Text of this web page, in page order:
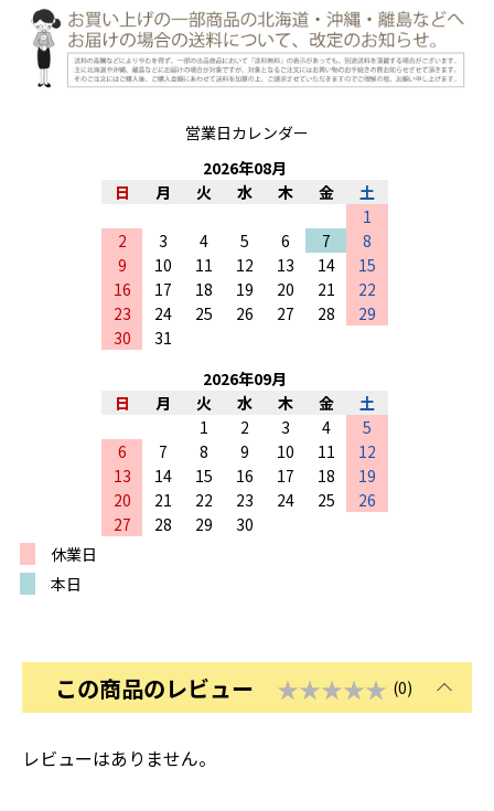
営業日カレンダー
2026年08月
日
月 火 水 木 金
土
1
2
3 4 5 6 7
8
9
10 11 12 13 14
15
16
17 18 19 20 21
22
23
24 25 26 27 28
29
30
31
2026年09月
日
月 火 水 木 金
土
1
2 3 4
5
6
7 8 9 10 11
12
13
14 15 16 17 18
19
20
21 22 23 24 25
26
27
28 29
30
休業日
本日
この商品のレビュー ★★★★★ (0)
レビューはありません。